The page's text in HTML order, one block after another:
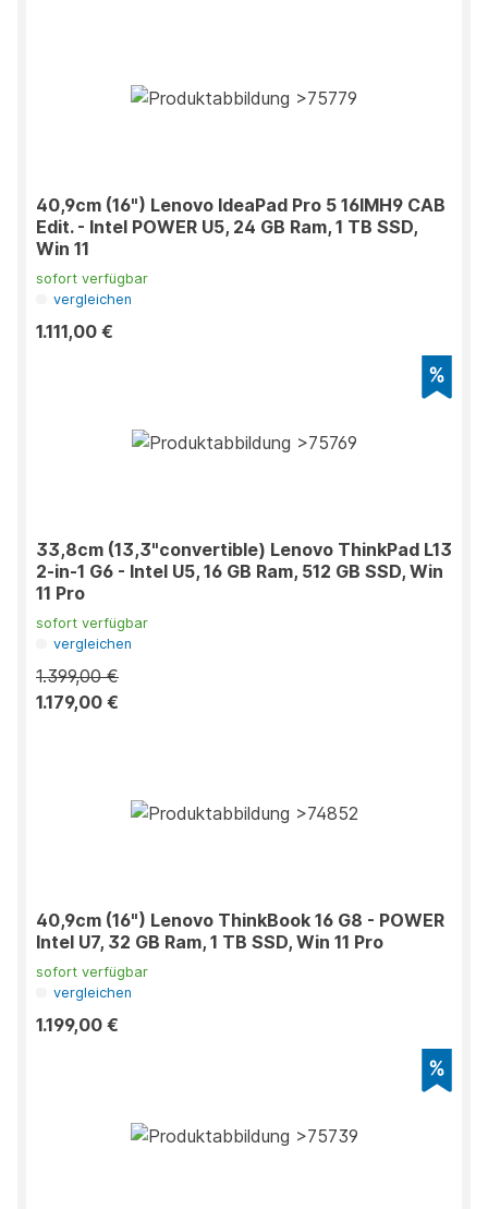
40,9cm (16") Lenovo IdeaPad Pro 5 16IMH9 CAB
Edit. - Intel POWER U5, 24 GB Ram, 1 TB SSD,
Win 11
sofort verfügbar
vergleichen
1.111,00 €
33,8cm (13,3"convertible) Lenovo ThinkPad L13
2-in-1 G6 - Intel U5, 16 GB Ram, 512 GB SSD, Win
11 Pro
sofort verfügbar
vergleichen
1.399,00 €
1.179,00 €
40,9cm (16") Lenovo ThinkBook 16 G8 - POWER
Intel U7, 32 GB Ram, 1 TB SSD, Win 11 Pro
sofort verfügbar
vergleichen
1.199,00 €